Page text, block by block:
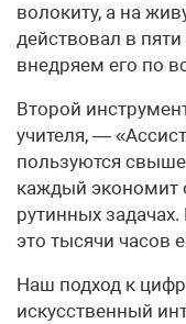
волокиту, а на
действовал в
внедряем его по
Второй
учителя, —
пользуются
каждый экономит
рутинных
это тысячи часов
Наш подход к
искусственный